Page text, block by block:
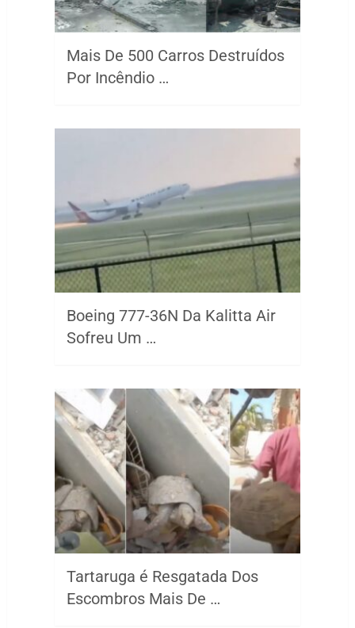
Mais De 500 Carros Destruídos
Por Incêndio …
Boeing 777-36N Da Kalitta Air
Sofreu Um …
Tartaruga é Resgatada Dos
Escombros Mais De …